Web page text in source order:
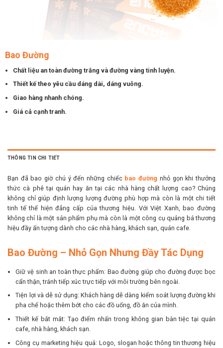
Bao Đường
Chất liệu an toàn đường trắng và đường vàng tinh luyện.
Thiết kế theo yêu cầu dáng dài, dáng vuông.
Giao hàng nhanh chóng.
Giá cả cạnh tranh.
THÔNG TIN CHI TIẾT
Bạn đã bao giờ chú ý đến những chiếc bao đường nhỏ gọn khi thưởng
thức cà phê tại quán hay ăn tại các nhà hàng chất lượng cao? Chúng
không chỉ giúp định lượng lượng đường phù hợp mà còn là một chi tiết
tinh tế thể hiện đẳng cấp của thương hiệu. Với Việt Xanh, bao đường
không chỉ là một sản phẩm phụ mà còn là một công cụ quảng bá thương
hiệu đầy ấn tượng dành cho các nhà hàng, khách sạn, quán cafe.
Bao Đường – Nhỏ Gọn Nhưng Đầy Tác Dụng
Giữ vệ sinh an toàn thực phẩm: Bao đường giúp cho đường được bọc
cẩn thận, tránh tiếp xúc trực tiếp với môi trường bên ngoài.
Tiện lợi và dễ sử dụng: Khách hàng dễ dàng kiểm soát lượng đường khi
pha chế hoặc thêm bớt cho các đồ uống, đồ ăn của mình.
Thiết kế bắt mắt: Tạo điểm nhấn trong không gian bàn tiệc tại quán
cafe, nhà hàng, khách sạn.
Công cụ marketing hiệu quả: Logo, slogan hoặc thông tin thương hiệu